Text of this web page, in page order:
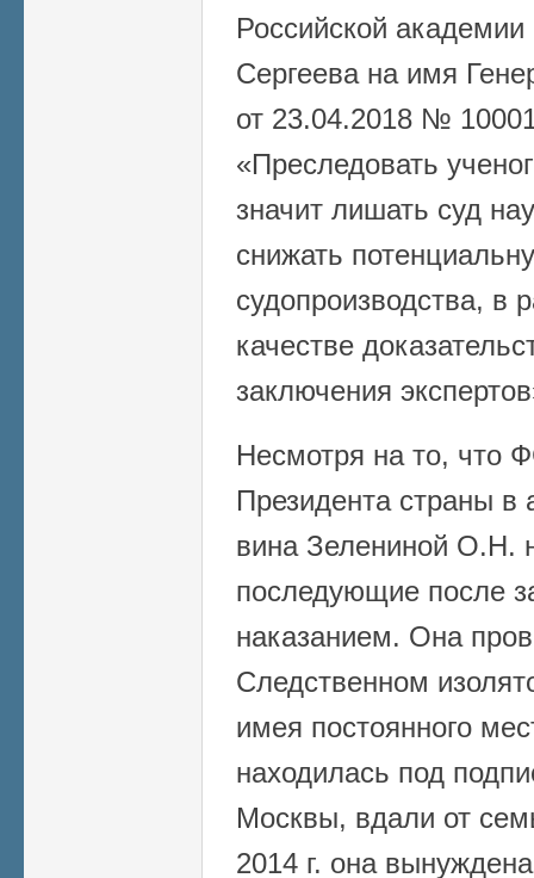
Российской
Сергеева на имя
от 23.04.2018 №
«Преследовать
значит лишать суд
снижать
судопроизводства, в
качестве
заключения
Несмотря на то, что
Президента страны в
вина Зелениной О.Н.
последующие после
наказанием. Она
Следственном
имея постоянного
находилась под
Москвы, вдали от
2014 г. она